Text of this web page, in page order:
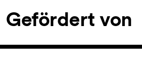
Gefördert von